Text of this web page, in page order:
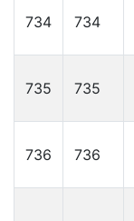
734 734
735 735
736 736